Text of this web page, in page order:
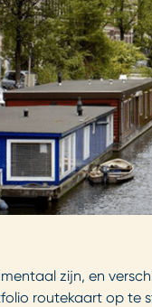
zijn, en
routekaart op te